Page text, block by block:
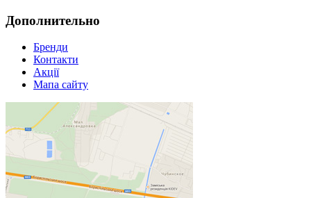
Дополнительно
Бренди
Контакти
Акції
Мапа сайту